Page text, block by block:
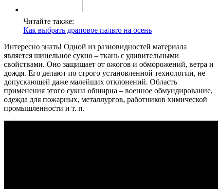
Читайте также:
Как выбрать драповое пальто на осень
Интересно знать! Одной из разновидностей материала
является шинельное сукно – ткань с удивительными
свойствами. Оно защищает от ожогов и обморожений, ветра и
дождя. Его делают по строго установленной технологии, не
допускающей даже малейших отклонений. Область
применения этого сукна обширна – военное обмундирование,
одежда для пожарных, металлургов, работников химической
промышленности и т. п.